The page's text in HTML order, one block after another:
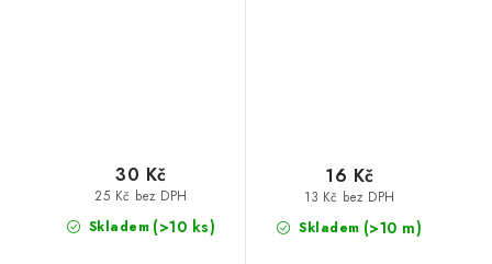
Skladem (>10 ks)
25 Kč bez DPH
30 Kč
Skladem (>10 m)
13 Kč bez DPH
16 Kč